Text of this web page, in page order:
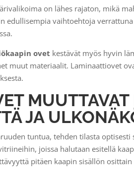
on lähes rajaton, mikä
edullisempia vaihtoehtoja
ovet kestävät myös hyvin
muut materiaalit. Laminaattiovet
JA
tuntua, tehden tilasta
joissa halutaan esitellä
pitäen kaapin sisällön